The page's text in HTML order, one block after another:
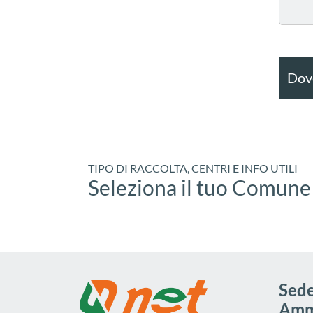
TIPO DI RACCOLTA, CENTRI E INFO UTILI
Seleziona il tuo Comune